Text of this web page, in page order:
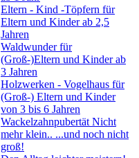
Eltern - Kind -Töpfern für
Eltern und Kinder ab 2,5
Jahren
Waldwunder für
(Groß-)Eltern und Kinder ab
3 Jahren
Holzwerken - Vogelhaus für
(Groß-) Eltern und Kinder
von 3 bis 6 Jahren
Wackelzahnpubertät Nicht
mehr klein.. ...und noch nicht
groß!